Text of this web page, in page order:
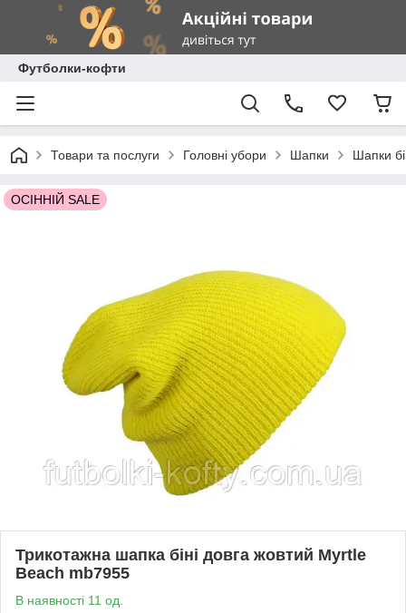
Футболки-кофти
Товари та послуги Головні убори Шапки Шапки
ОСІННІЙ SALE
Трикотажна шапка біні довга жовтий Myrtle
Beach mb7955
В наявності 11 од.